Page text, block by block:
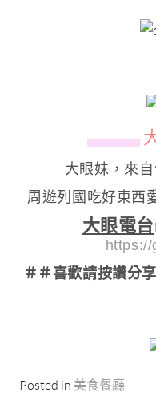
▄▄▄▄▄▄
大眼妹，來自
周遊列國吃好東西
大眼電台
＃＃喜歡請按讚分享
Posted in 美食餐廳